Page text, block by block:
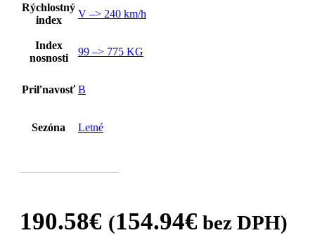
Rýchlostný
index
V –> 240 km/h
Index
nosnosti
99 –> 775 KG
Priľnavosť B
Sezóna Letné
190.58€ (154.94€ bez DPH)